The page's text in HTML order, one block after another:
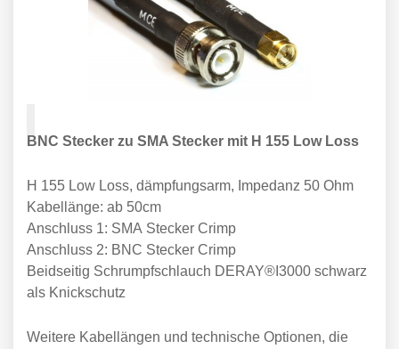
BNC Stecker zu SMA Stecker mit H 155 Low Loss
H 155 Low Loss, dämpfungsarm, Impedanz 50 Ohm
Kabellänge: ab 50cm
Anschluss 1: SMA Stecker Crimp
Anschluss 2: BNC Stecker Crimp
Beidseitig Schrumpfschlauch DERAY®I3000 schwarz
als Knickschutz
Weitere Kabellängen und technische Optionen, die